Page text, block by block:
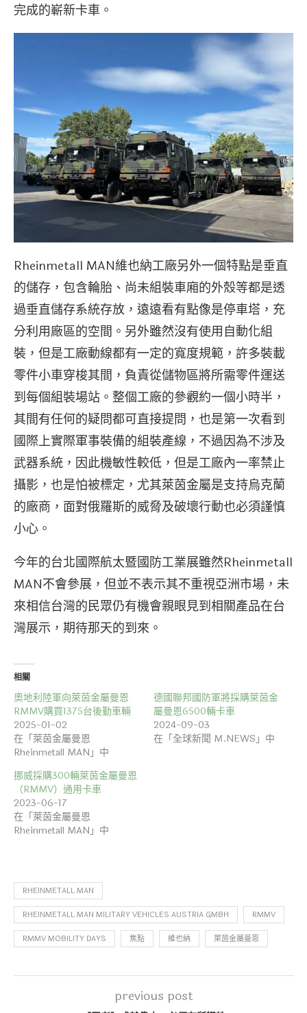
完成的嶄新卡車。
Rheinmetall MAN維也納工廠另外一個特點是垂直
的儲存，包含輪胎、尚未組裝車廂的外殼等都是透
過垂直儲存系統存放，遠遠看有點像是停車塔，充
分利用廠區的空間。另外雖然沒有使用自動化組
裝，但是工廠動線都有一定的寬度規範，許多裝載
零件小車穿梭其間，負責從儲物區將所需零件運送
到每個組裝場站。整個工廠的參觀約一個小時半，
其間有任何的疑問都可直接提問，也是第一次看到
國際上實際軍事裝備的組裝產線，不過因為不涉及
武器系統，因此機敏性較低，但是工廠內一率禁止
攝影，也是怕被標定，尤其萊茵金屬是支持烏克蘭
的廠商，面對俄羅斯的威脅及破壞行動也必須謹慎
小心。
今年的台北國際航太暨國防工業展雖然Rheinmetall
MAN不會參展，但並不表示其不重視亞洲市場，未
來相信台灣的民眾仍有機會親眼見到相關產品在台
灣展示，期待那天的到來。
相關
奧地利陸軍向萊茵金屬曼恩
RMMV購買1375台後勤車輛
2025-01-02
在「萊茵金屬曼恩
Rheinmetall MAN」中
德國聯邦國防軍將採購萊茵金
屬曼恩6500輛卡車
2024-09-03
在「全球新聞 M.NEWS」中
挪威採購300輛萊茵金屬曼恩
（RMMV）通用卡車
2023-06-17
在「萊茵金屬曼恩
Rheinmetall MAN」中
RHEINMETALL MAN
RHEINMETALL MAN MILITARY VEHICLES AUSTRIA GMBH RMMV
RMMV MOBILITY DAYS 焦點 維也納 萊茵金屬曼恩
previous post